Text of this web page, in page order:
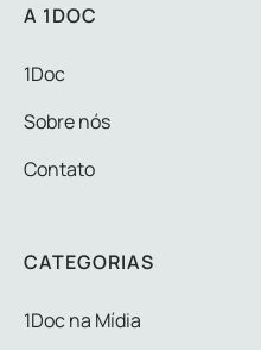
A 1DOC
1Doc
Sobre nós
Contato
CATEGORIAS
1Doc na Mídia